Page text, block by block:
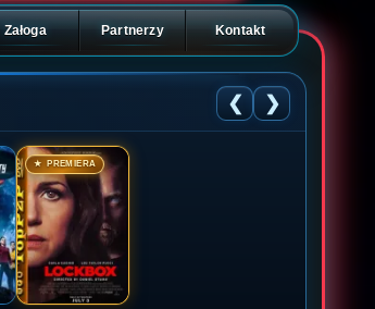
Załoga Partnerzy Kontakt
❮ ❯
🎬★ PREMIERA